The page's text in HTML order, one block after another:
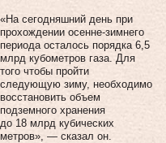
«На сегодняшний день при
прохождении осенне-зимнего
периода осталось порядка 6,5
млрд кубометров газа. Для
того чтобы пройти
следующую зиму, необходимо
восстановить объем
подземного хранения
до 18 млрд кубических
метров», — сказал он.